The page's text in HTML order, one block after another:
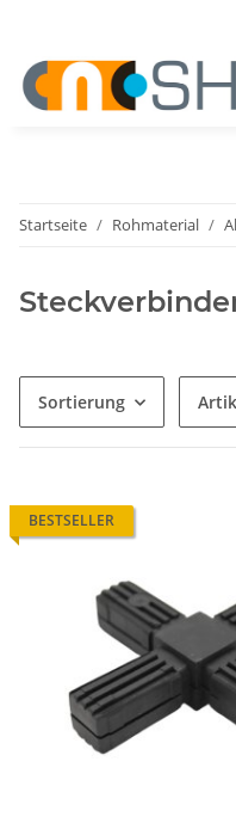
Startseite Rohmaterial
Sortierung
BESTSELLER